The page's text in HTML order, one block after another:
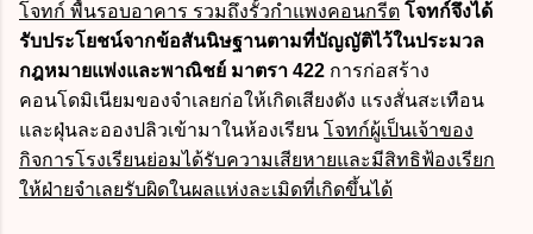
โจทก์ พื้นรอบอาคาร รวมถึงรั้วกำแพงคอนกรีต โจทก์จึงได้
รับประโยชน์จากข้อสันนิษฐานตามที่บัญญัติไว้ในประมวล
กฎหมายแพ่งและพาณิชย์ มาตรา 422 การก่อสร้าง
คอนโดมิเนียมของจำเลยก่อให้เกิดเสียงดัง แรงสั่นสะเทือน
และฝุ่นละอองปลิวเข้ามาในห้องเรียน โจทก์ผู้เป็นเจ้าของ
กิจการโรงเรียนย่อมได้รับความเสียหายและมีสิทธิฟ้องเรียก
ให้ฝ่ายจำเลยรับผิดในผลแห่งละเมิดที่เกิดขึ้นได้